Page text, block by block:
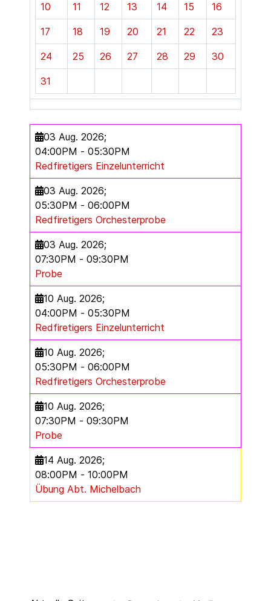
10 11 12 13 14 15 16
17 18 19 20 21 22 23
24 25 26 27 28 29 30
31
03 Aug. 2026;
04:00PM - 05:30PM
Redfiretigers Einzelunterricht
03 Aug. 2026;
05:30PM - 06:00PM
Redfiretigers Orchesterprobe
03 Aug. 2026;
07:30PM - 09:30PM
Probe
10 Aug. 2026;
04:00PM - 05:30PM
Redfiretigers Einzelunterricht
10 Aug. 2026;
05:30PM - 06:00PM
Redfiretigers Orchesterprobe
10 Aug. 2026;
07:30PM - 09:30PM
Probe
14 Aug. 2026;
08:00PM - 10:00PM
Übung Abt. Michelbach